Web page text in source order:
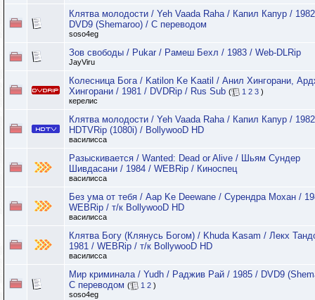
Клятва молодости / Yeh Vaada Raha / Капил Капур /
DVD9 (Shemaroo) / С переводом
soso4eg
Зов свободы / Pukar / Рамеш Бехл / 1983 / Web-DLRip
JayViru
Колесница Бога / Katilon Ke Kaatil / Анил Хингорани,
Хингорани / 1981 / DVDRip / Rus Sub ( 1 2 3 )
керелис
Клятва молодости / Yeh Vaada Raha / Капил Капур /
HDTVRip (1080i) / BollywooD HD
василисса
Разыскивается / Wanted: Dead or Alive / Шьям Сундер
Шивдасани / 1984 / WEBRip / Киноспец
василисса
Без ума от тебя / Aap Ke Deewane / Сурендра Мохан /
WEBRip / т/к BollywooD HD
василисса
Клятва Богу (Клянусь Богом) / Khuda Kasam / Лекх
1981 / WEBRip / т/к BollywooD HD
василисса
Мир криминала / Yudh / Раджив Рай / 1985 / DVD9
С переводом ( 1 2 )
soso4eg